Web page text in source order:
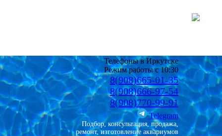
Телефоны в Иркутске
Режим работы с 10:30
8(908)665-01-35
8(908)666-97-54
8(908)770-99-91
Telegram
Подбор, консультация, продажа,
ремонт, изготовление аквариумов